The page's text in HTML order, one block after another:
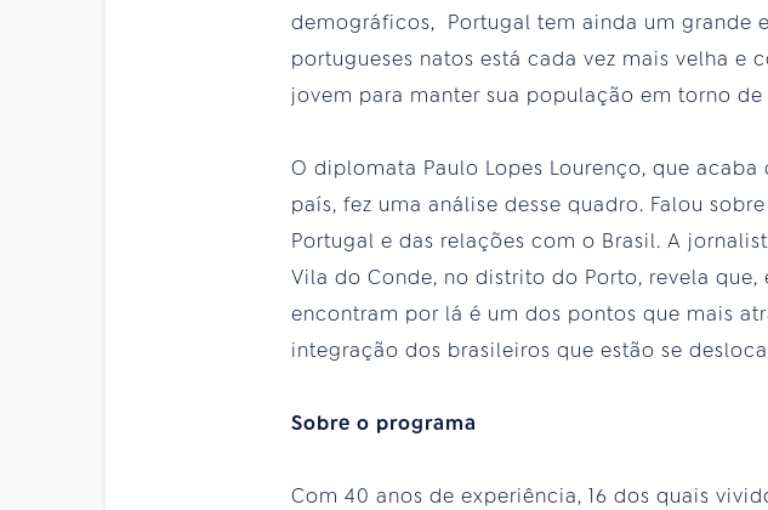
demográficos, Portugal tem ainda um grande
portugueses natos está cada vez mais velha
jovem para manter sua população em torno
O diplomata Paulo Lopes Lourenço, que
país, fez uma análise desse quadro. Falou
Portugal e das relações com o Brasil. A
Vila do Conde, no distrito do Porto, revela
encontram por lá é um dos pontos que mais
integração dos brasileiros que estão se
Sobre o programa
Com 40 anos de experiência, 16 dos quais